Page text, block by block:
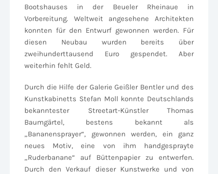
Bootshauses in der Beueler Rheinaue in
Vorbereitung. Weltweit angesehene Architekten
konnten für den Entwurf gewonnen werden. Für
diesen Neubau wurden bereits über
zweihunderttausend Euro gespendet. Aber
weiterhin fehlt Geld.
Durch die Hilfe der Galerie Geißler Bentler und des
Kunstkabinetts Stefan Moll konnte Deutschlands
bekanntester Streetart-Künstler Thomas
Baumgärtel, bestens bekannt als
„Bananensprayer“, gewonnen werden, ein ganz
neues Motiv, eine von ihm handgesprayte
„Ruderbanane“ auf Büttenpapier zu entwerfen.
Durch den Verkauf dieser Kunstwerke und von